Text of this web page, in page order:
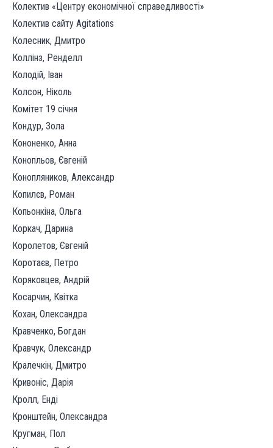
Колектив «Центру економічної справедливості»
Колектив сайту Agitations
Колесник, Дмитро
Коллінз, Ренделл
Колодій, Іван
Колсон, Ніколь
Комітет 19 січня
Кондур, Зола
Кононенко, Анна
Конопльов, Євгеній
Конопляников, Александр
Копилєв, Роман
Копьонкіна, Ольга
Коркач, Дарина
Королетов, Євгеній
Коротаєв, Петро
Коряковцев, Андрій
Косарчин, Квітка
Кохан, Олександра
Кравченко, Богдан
Кравчук, Олександр
Кралечкін, Дмитро
Кривоніс, Дарія
Кролл, Енді
Кронштейн, Олександра
Кругман, Пол